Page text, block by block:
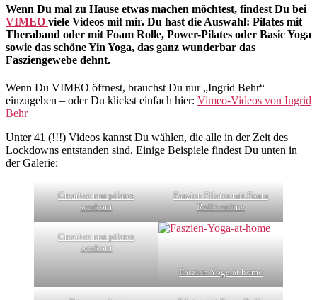
Wenn Du mal zu Hause etwas machen möchtest, findest Du bei
VIMEO viele Videos mit mir. Du hast die Auswahl: Pilates mit
Theraband oder mit Foam Rolle, Power-Pilates oder Basic Yoga
sowie das schöne Yin Yoga, das ganz wunderbar das
Fasziengewebe dehnt.
Wenn Du VIMEO öffnest, brauchst Du nur „Ingrid Behr“
einzugeben – oder Du klickst einfach hier: Vimeo-Videos von Ingrid
Behr
Unter 41 (!!!) Videos kannst Du wählen, die alle in der Zeit des
Lockdowns entstanden sind. Einige Beispiele findest Du unten in
der Galerie:
Creative mat pilates
workout
Faszien Pilates mit Foam
Rolle online
Creative mat pilates
workout
Faszien Yoga at home